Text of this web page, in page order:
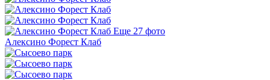
Еще 27 фото
Алексино Форест Клаб